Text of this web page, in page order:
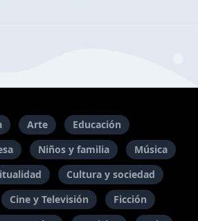
Arte
Educación
Niños y familia
Música
Cultura y sociedad
Cine y Televisión
Ficción